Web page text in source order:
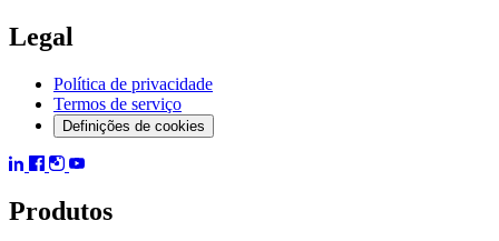
Legal
Política de privacidade
Termos de serviço
Definições de cookies
Produtos